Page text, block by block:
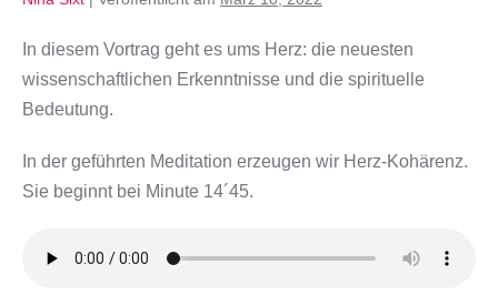
In diesem Vortrag geht es ums Herz: die neuesten
wissenschaftlichen Erkenntnisse und die spirituelle
Bedeutung.
In der geführten Meditation erzeugen wir Herz-Kohärenz.
Sie beginnt bei Minute 14´45.